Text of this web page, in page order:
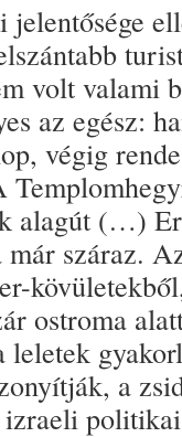
volt valami
az egész:
végig
alagút (…)
száraz.
ostroma
a